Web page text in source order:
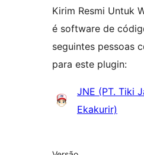
Kirim Resmi Untuk
é software de
seguintes pessoas
para este plugin:
Contribuidores
JNE (PT. Tiki
Ekakurir)
Metadados